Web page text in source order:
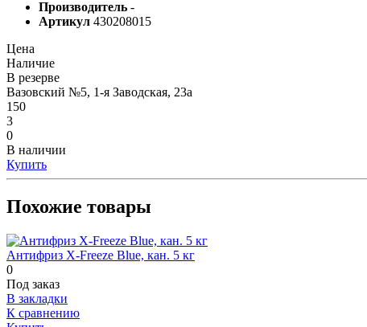
Производитель -
Артикул 430208015
Цена
Наличие
В резерве
Вазовский №5, 1-я Заводская, 23а
150
3
0
В наличии
Купить
Похожие товары
Антифриз X-Freeze Blue, кан. 5 кг
0
Под заказ
В закладки
К сравнению